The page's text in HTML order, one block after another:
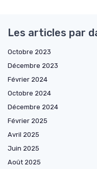
Les articles par
Octobre 2023
Décembre 2023
Février 2024
Octobre 2024
Décembre 2024
Février 2025
Avril 2025
Juin 2025
Août 2025